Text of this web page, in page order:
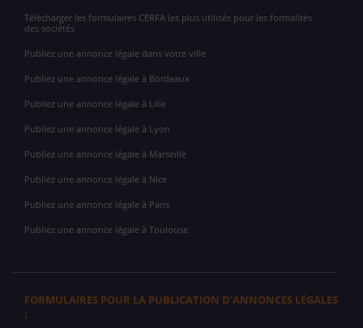
Télécharger les formulaires CERFA les plus utilisés pour les formalités
des sociétés
Publiez une annonce légale dans votre ville
Publiez une annonce légale à Bordeaux
Publiez une annonce légale à Lille
Publiez une annonce légale à Lyon
Publiez une annonce légale à Marseille
Publiez une annonce légale à Nice
Publiez une annonce légale à Paris
Publiez une annonce légale à Toulouse
FORMULAIRES POUR LA PUBLICATION D'ANNONCES LÉGALES
: